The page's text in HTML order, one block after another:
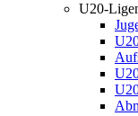
U20-